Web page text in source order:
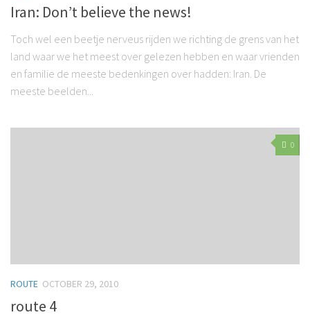
Iran: Don’t believe the news!
Toch wel een beetje nerveus rijden we richting de grens van het
land waar we het meest over gelezen hebben en waar vrienden
en familie de meeste bedenkingen over hadden: Iran. De
meeste beelden...
0
ROUTE OCTOBER 29, 2010
route 4